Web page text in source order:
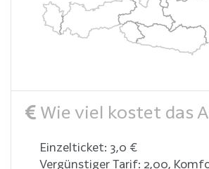
Wie viel kostet das
Einzelticket: 3,0 €
Vergünstiger Tarif: 2,00,